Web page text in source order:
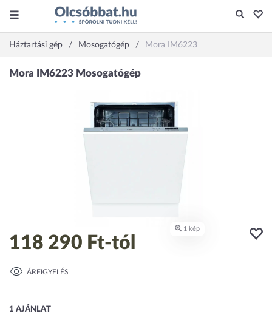
Háztartási gép Mosogatógép Mora IM6223
118 290 Ft-tól
ÁRFIGYELÉS
1 AJÁNLAT